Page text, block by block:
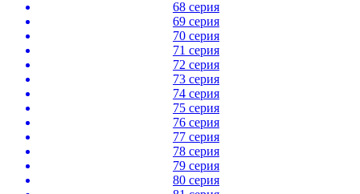
68 серия
69 серия
70 серия
71 серия
72 серия
73 серия
74 серия
75 серия
76 серия
77 серия
78 серия
79 серия
80 серия